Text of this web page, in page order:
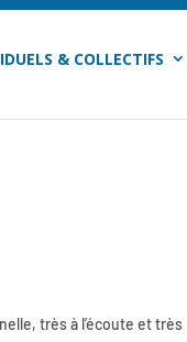
& COLLECTIFS
très à l’écoute et très